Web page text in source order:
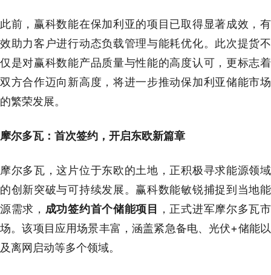
此前，赢科数能在保加利亚的项目已取得显著成效，有
效助力客户进行动态负载管理与能耗优化。此次提货不
仅是对赢科数能产品质量与性能的高度认可，更标志着
双方合作迈向新高度，将进一步推动保加利亚储能市场
的繁荣发展。
摩尔多瓦：首次签约，开启东欧新篇章
摩尔多瓦，这片位于东欧的土地，正积极寻求能源领域
的创新突破与可持续发展。赢科数能敏锐捕捉到当地能
源需求， 成功签约首个储能项目
，正式进军摩尔多瓦市
场。该项目应用场景丰富，涵盖紧急备电、光伏+储能以
及离网启动等多个领域。